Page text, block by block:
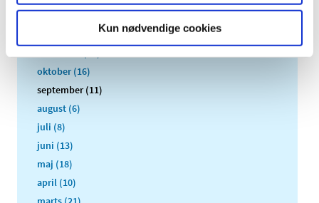
Kun nødvendige cookies
2018 (150)
oktober (16)
september (11)
august (6)
juli (8)
juni (13)
maj (18)
april (10)